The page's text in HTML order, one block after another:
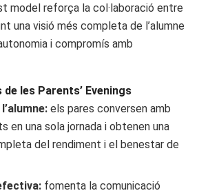
model reforça la col·laboració entre
una visió més completa de l’alumne
i compromís amb
les Parents’ Evenings
els pares conversen amb
en una sola jornada i obtenen una
del rendiment i el benestar de
fomenta la comunicació